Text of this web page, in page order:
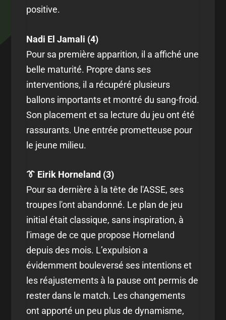
positive.
Nadi El Jamali (4)
Pour sa première apparition, il a affiché une
belle maturité. Propre dans ses
interventions, il a récupéré plusieurs
ballons importants et montré du sang-froid.
Son placement et sa lecture du jeu ont été
rassurants. Une entrée prometteuse pour
le jeune milieu.
👔 Eirik Horneland (3)
Pour sa dernière à la tête de l'ASSE, ses
troupes l'ont abandonné. Le plan de jeu
initial était classique, sans inspiration, à
l'image de ce que propose Horneland
depuis des mois. L’expulsion a
évidemment bouleversé ses intentions et
les réajustements à la pause ont permis de
rester dans le match. Les changements
ont apporté un peu plus de dynamisme,